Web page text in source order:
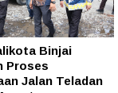
Binjai
Proses
Jalan Teladan